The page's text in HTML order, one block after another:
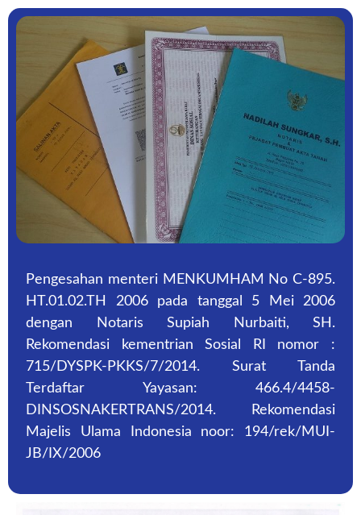
Pengesahan menteri MENKUMHAM No C-895.
HT.01.02.TH 2006 pada tanggal 5 Mei 2006
dengan Notaris Supiah Nurbaiti, SH.
Rekomendasi kementrian Sosial RI nomor :
715/DYSPK-PKKS/7/2014. Surat Tanda
Terdaftar Yayasan: 466.4/4458-
DINSOSNAKERTRANS/2014. Rekomendasi
Majelis Ulama Indonesia noor: 194/rek/MUI-
JB/IX/2006